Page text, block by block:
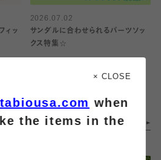
ィッ
2026.07.02
サンダルに合わせられるパーツソッ
クス特集☆
靴下屋
ア
× CLOSE
tabiousa.com when
the items in the